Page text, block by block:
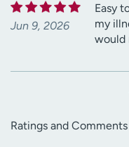
Jun 9, 2026
Easy
my
would
Ratings and